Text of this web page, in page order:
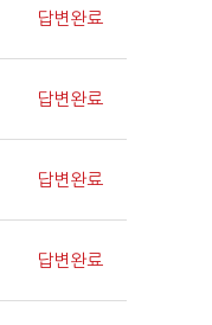
답변완료
답변완료
답변완료
답변완료